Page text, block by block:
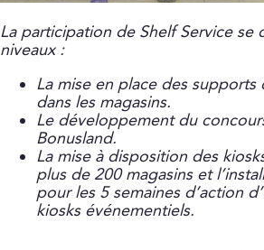
La participation de Shelf Service se
niveaux :
La mise en place des
dans les magasins.
Le développement du
Bonusland.
La mise à disposition des
plus de 200 magasins et
pour les 5 semaines d’action
kiosks événementiels.